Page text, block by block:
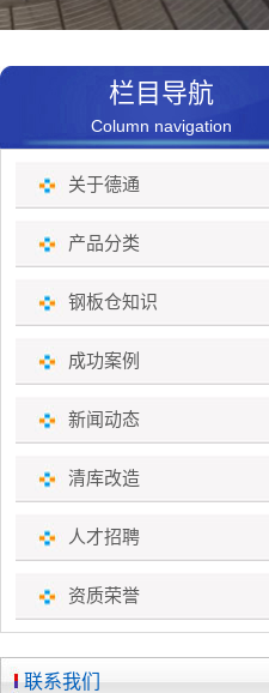
栏目导航
Column navigation
关于德通
产品分类
钢板仓知识
成功案例
新闻动态
清库改造
人才招聘
资质荣誉
联系我们